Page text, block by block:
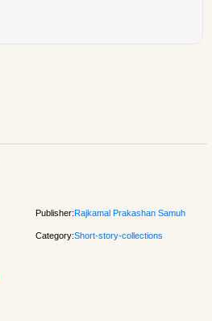
Publisher:Rajkamal Prakashan Samuh
Category:Short-story-collections